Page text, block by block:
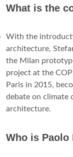
What is the
With the
architecture,
the Milan
project at the
Paris in 2015,
debate on climate
architecture.
Who is Paolo